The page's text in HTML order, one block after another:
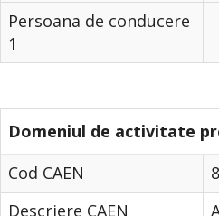
Persoana de conducere
1
Domeniul de activitate
Cod CAEN
Descriere CAEN